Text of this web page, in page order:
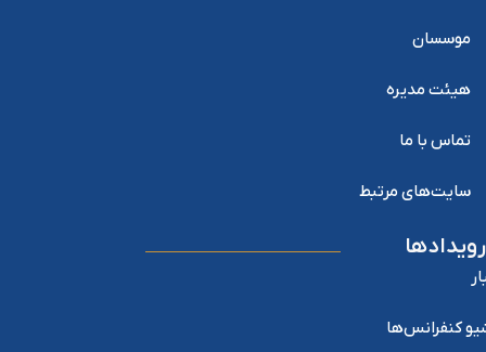
موسسان
هیئت مدیره
تماس با ما
سایت‌های مرتبط
رویدادها
کنفرانس‌ها